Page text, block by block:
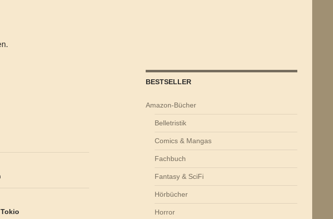
BESTSELLER
Amazon-Bücher
Belletristik
Comics & Mangas
Fachbuch
Fantasy & SciFi
Hörbücher
Horror